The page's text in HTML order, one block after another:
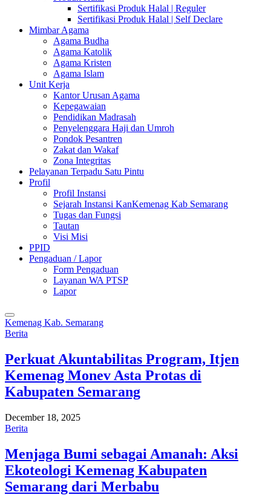
Sertifikasi Produk Halal | Reguler
Sertifikasi Produk Halal | Self Declare
Mimbar Agama
Agama Budha
Agama Katolik
Agama Kristen
Agama Islam
Unit Kerja
Kantor Urusan Agama
Kepegawaian
Pendidikan Madrasah
Penyelenggara Haji dan Umroh
Pondok Pesantren
Zakat dan Wakaf
Zona Integritas
Pelayanan Terpadu Satu Pintu
Profil
Profil Instansi
Sejarah Instansi KanKemenag Kab Semarang
Tugas dan Fungsi
Tautan
Visi Misi
PPID
Pengaduan / Lapor
Form Pengaduan
Layanan WA PTSP
Lapor
Kemenag Kab. Semarang
Berita
Perkuat Akuntabilitas Program, Itjen
Kemenag Monev Asta Protas di
Kabupaten Semarang
December 18, 2025
Berita
Menjaga Bumi sebagai Amanah: Aksi
Ekoteologi Kemenag Kabupaten
Semarang dari Merbabu